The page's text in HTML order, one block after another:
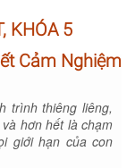
KHÓA 5
Cảm Nghiệm
trình thiêng liêng,
hơn hết là chạm
giới hạn của con